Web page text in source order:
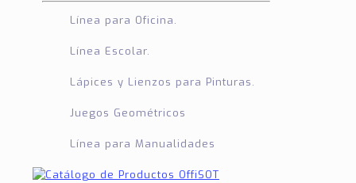
Línea para Oficina.
Línea Escolar.
Lápices y Lienzos para Pinturas.
Juegos Geométricos
Línea para Manualidades